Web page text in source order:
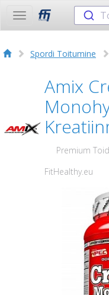
Toggle
navigation
Spordi Toitumine
Amix
Premium
FitHealthy.eu